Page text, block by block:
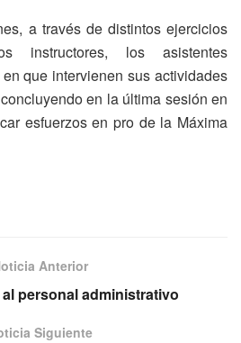
a través de distintos ejercicios
instructores, los asistentes
que intervienen sus actividades
en la última sesión en
esfuerzos en pro de la Máxima
Anterior
personal administrativo
Siguiente